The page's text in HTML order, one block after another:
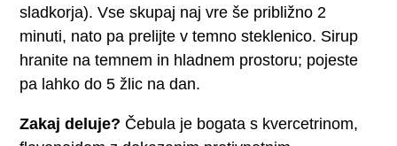
sladkorja). Vse skupaj naj vre še približno 2
minuti, nato pa prelijte v temno steklenico. Sirup
hranite na temnem in hladnem prostoru; pojeste
pa lahko do 5 žlic na dan.
Zakaj deluje? Čebula je bogata s kvercetrinom,